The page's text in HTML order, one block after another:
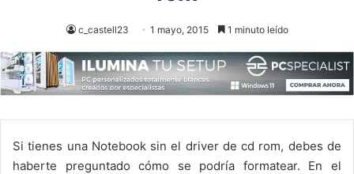
c_castell23 1 mayo, 2015 1 minuto leído
Si tienes una Notebook sin el driver de cd rom, debes de
haberte preguntado cómo se podría formatear. En el